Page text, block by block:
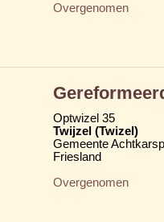
Overgenomen
Optwizel 35
Twijzel (Twizel)
Gemeente
Friesland
Overgenomen